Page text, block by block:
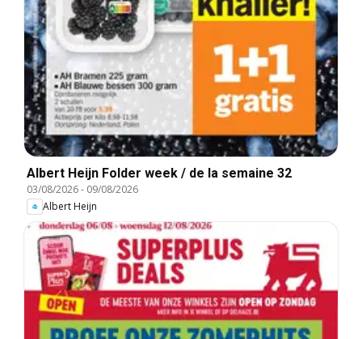
Albert Heijn Folder week / de la semaine 32
03/08/2026- 09/08/2026
Albert Heijn